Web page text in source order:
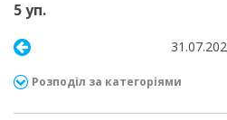
5 уп.
Розподіл за категоріями